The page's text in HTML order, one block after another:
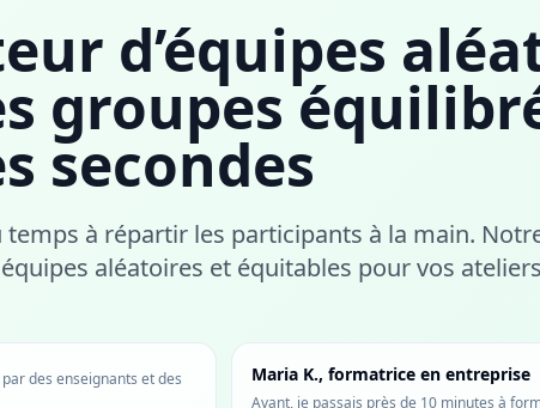
d’équipes
groupes
secondes
temps à répartir les participants à la main.
aléatoires et équitables pour vos
des enseignants et des
Maria K., formatrice en entreprise
Avant, je passais près de 10 minutes à